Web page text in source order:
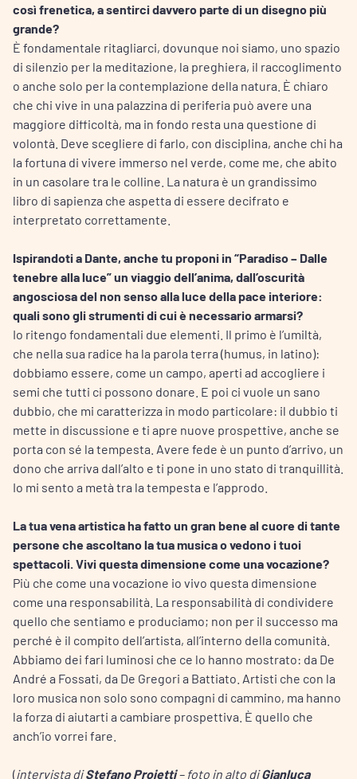
così frenetica, a sentirci davvero parte di un disegno più
grande?
È fondamentale ritagliarci, dovunque noi siamo, uno spazio
di silenzio per la meditazione, la preghiera, il raccoglimento
o anche solo per la contemplazione della natura. È chiaro
che chi vive in una palazzina di periferia può avere una
maggiore difficoltà, ma in fondo resta una questione di
volontà. Deve scegliere di farlo, con disciplina, anche chi ha
la fortuna di vivere immerso nel verde, come me, che abito
in un casolare tra le colline. La natura è un grandissimo
libro di sapienza che aspetta di essere decifrato e
interpretato correttamente.
Ispirandoti a Dante, anche tu proponi in “Paradiso – Dalle
tenebre alla luce” un viaggio dell’anima, dall’oscurità
angosciosa del non senso alla luce della pace interiore:
quali sono gli strumenti di cui è necessario armarsi?
Io ritengo fondamentali due elementi. Il primo è l’umiltà,
che nella sua radice ha la parola terra (humus, in latino):
dobbiamo essere, come un campo, aperti ad accogliere i
semi che tutti ci possono donare. E poi ci vuole un sano
dubbio, che mi caratterizza in modo particolare: il dubbio ti
mette in discussione e ti apre nuove prospettive, anche se
porta con sé la tempesta. Avere fede è un punto d’arrivo, un
dono che arriva dall’alto e ti pone in uno stato di tranquillità.
Io mi sento a metà tra la tempesta e l’approdo.
La tua vena artistica ha fatto un gran bene al cuore di tante
persone che ascoltano la tua musica o vedono i tuoi
spettacoli. Vivi questa dimensione come una vocazione?
Più che come una vocazione io vivo questa dimensione
come una responsabilità. La responsabilità di condividere
quello che sentiamo e produciamo; non per il successo ma
perché è il compito dell’artista, all’interno della comunità.
Abbiamo dei fari luminosi che ce lo hanno mostrato: da De
André a Fossati, da De Gregori a Battiato. Artisti che con la
loro musica non solo sono compagni di cammino, ma hanno
la forza di aiutarti a cambiare prospettiva. È quello che
anch’io vorrei fare.
(intervista diStefano Proietti– foto in alto diGianluca